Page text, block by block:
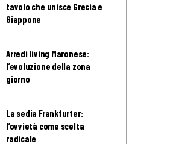
tavolo che unisce Grecia e
Giappone
Arredi living Maronese:
l’evoluzione della zona
giorno
La sedia Frankfurter:
l’ovvietà come scelta
radicale